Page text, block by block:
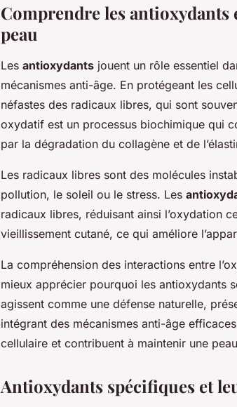
Comprendre les
peau
Les antioxydants jouent un rôle essentiel
mécanismes anti-âge. En protégeant les
néfastes des radicaux libres, qui sont
oxydatif est un processus biochimique qui
par la dégradation du collagène et de
Les radicaux libres sont des molécules
pollution, le soleil ou le stress. Les
radicaux libres, réduisant ainsi l’oxydation
vieillissement cutané, ce qui améliore
La compréhension des interactions entre
mieux apprécier pourquoi les antioxydants
agissent comme une défense naturelle,
intégrant des mécanismes anti-âge
cellulaire et contribuent à maintenir une
Antioxydants spécifiques et